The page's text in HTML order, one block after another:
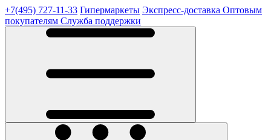
+7(495) 727-11-33 Гипермаркеты Экспресс-доставка Оптовым
покупателям Служба поддержки